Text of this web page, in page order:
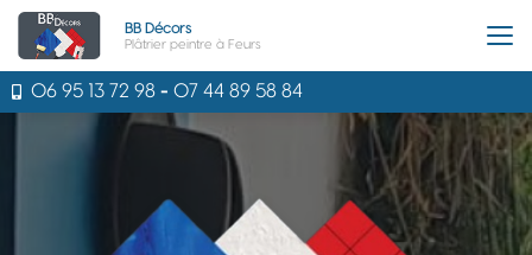
Aller
contenu
06 95 13 72 98 -07 44 89 58 84
BB Décors
Plâtrier peintre à Feurs